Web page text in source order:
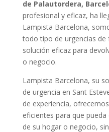
de Palautordera,
profesional y eficaz, ha
Lampista Barcelona,
todo tipo de urgencias
solución eficaz para
o negocio.
Lampista Barcelona, su
de urgencia en Sant
de experiencia,
eficientes para que
de su hogar o negocio,